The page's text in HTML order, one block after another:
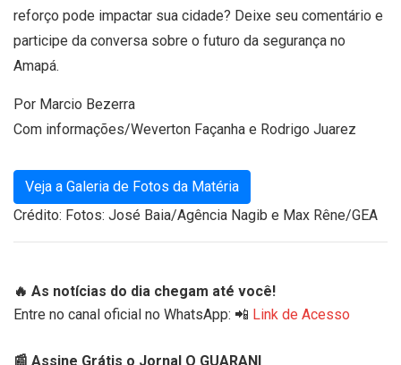
reforço pode impactar sua cidade? Deixe seu comentário e
participe da conversa sobre o futuro da segurança no
Amapá.
Por Marcio Bezerra
Com informações/Weverton Façanha e Rodrigo Juarez
Veja a Galeria de Fotos da Matéria
Crédito: Fotos: José Baia/Agência Nagib e Max Rêne/GEA
🔥 As notícias do dia chegam até você!
Entre no canal oficial no WhatsApp: 📲 Link de Acesso
📰 Assine Grátis o Jornal O GUARANI